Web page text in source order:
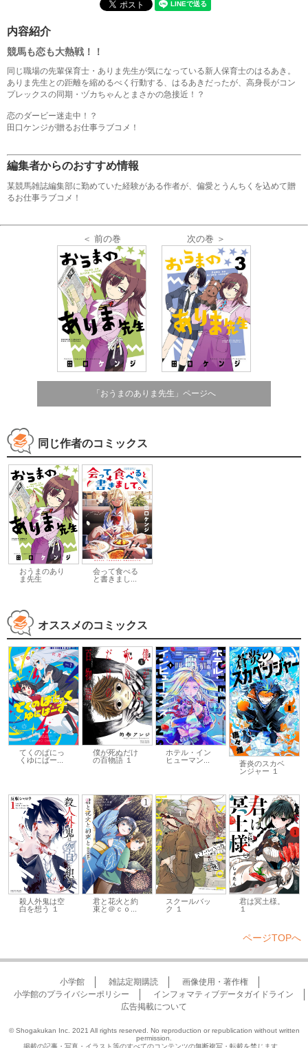
内容紹介
競馬も恋も大熱戦！！
同じ職場の先輩保育士・ありま先生が気になっている新人保育士のはるあき。
ありま先生との距離を縮めるべく行動する、はるあきだったが、高身長がコン
プレックスの同期・ヅカちゃんとまさかの急接近！？
恋のダービー迷走中！？
田口ケンジが贈るお仕事ラブコメ！
編集者からのおすすめ情報
某競馬雑誌編集部に勤めていた経験がある作者が、偏愛とうんちくを込めて贈
るお仕事ラブコメ！
＜ 前の巻 次の巻 ＞
「おうまのありま先生」ページへ
同じ作者のコミックス
おうまのあり
ま先生
会って食べる
と書きまし...
オススメのコミックス
てくのぱにっ
くゆにばー...
僕が死ぬだけ
の百物語 １
ホテル・イン
ヒューマン...
蒼炎のスカベ
ンジャー １
殺人外鬼は空
白を想う １
君と花火と約
束と＠ｃｏ...
スクールバッ
ク １
君は冥土様。
１
ページTOPへ
小学館 雑誌定期購読
画像使用・著作権
小学館のプライバシーポリシー
インフォマティブデータガイドライン
広告掲載について
© Shogakukan Inc. 2021 All rights reserved. No reproduction or republication without written
permission.
掲載の記事・写真・イラスト等のすべてのコンテンツの無断複写・転載を禁じます。